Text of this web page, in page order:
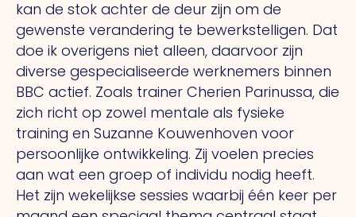
kan de stok achter de deur zijn om de
gewenste verandering te bewerkstelligen. Dat
doe ik overigens niet alleen, daarvoor zijn
diverse gespecialiseerde werknemers binnen
BBC actief. Zoals trainer Cherien Parinussa, die
zich richt op zowel mentale als fysieke
training en Suzanne Kouwenhoven voor
persoonlijke ontwikkeling. Zij voelen precies
aan wat een groep of individu nodig heeft.
Het zijn wekelijkse sessies waarbij één keer per